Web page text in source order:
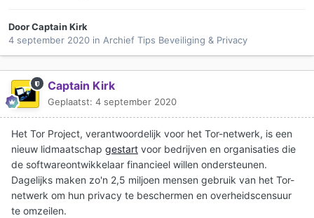
DoorCaptain Kirk
4 september 2020 in Archief Tips Beveiliging & Privacy
Captain Kirk
Geplaatst: 4 september 2020
Het Tor Project, verantwoordelijk voor het Tor-netwerk, is een
nieuw lidmaatschap gestart voor bedrijven en organisaties die
de softwareontwikkelaar financieel willen ondersteunen.
Dagelijks maken zo'n 2,5 miljoen mensen gebruik van het Tor-
netwerk om hun privacy te beschermen en overheidscensuur
te omzeilen.